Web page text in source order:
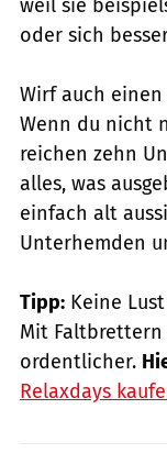
weil sie
oder sich
Wirf auch
Wenn du nicht
reichen zehn
alles, was
einfach alt
Unterhemden
Tipp: Keine
Mit Faltbrettern
ordentlicher.
Relaxdays